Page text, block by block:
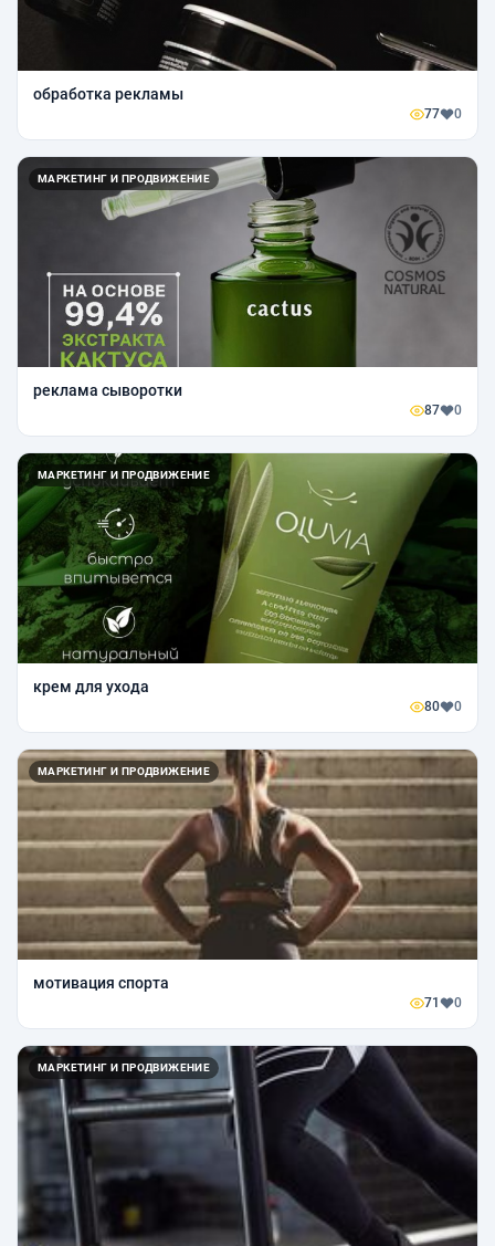
обработка рекламы
77 0
МАРКЕТИНГ И ПРОДВИЖЕНИЕ
реклама сыворотки
87 0
МАРКЕТИНГ И ПРОДВИЖЕНИЕ
крем для ухода
80 0
МАРКЕТИНГ И ПРОДВИЖЕНИЕ
мотивация спорта
71 0
МАРКЕТИНГ И ПРОДВИЖЕНИЕ